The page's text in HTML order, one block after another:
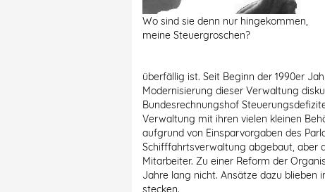
Wo sind sie denn nur hingekommen,
meine Steuergroschen?
überfällig ist. Seit Beginn der 1990er
Modernisierung dieser Verwaltung
Bundesrechnungshof
Verwaltung mit ihren vielen kleinen
aufgrund von Einsparvorgaben des
Schifffahrtsverwaltung abgebaut, aber
Mitarbeiter. Zu einer Reform der
Jahre lang nicht. Ansätze dazu blieben
stecken.